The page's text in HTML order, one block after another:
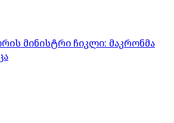
მინისტრი ჩიკლი: მაკრონმა